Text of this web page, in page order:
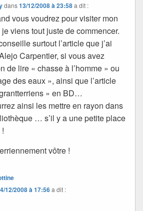
dans13/12/2008 à 23:58 a dit :
vous voudrez pour visiter mon
viens tout juste de commencer.
surtout l’article que j’ai
Carpentier, si vous avez
de lire « chasse à l’homme » ou
des eaux », ainsi que l’article
» en BD…
ainsi les mettre en rayon dans
… s’il y a une petite place
vôtre !
12/2008 à 17:56a dit :